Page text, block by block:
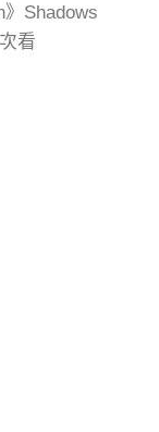
Shadows
看